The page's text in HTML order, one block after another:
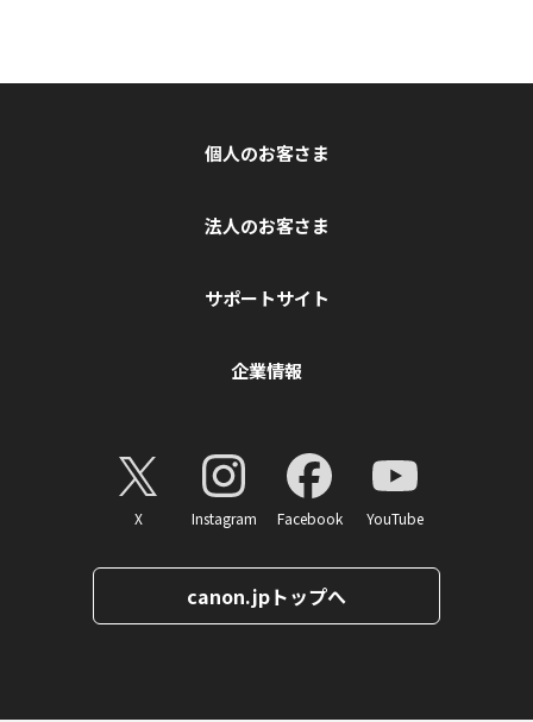
個人のお客さま
法人のお客さま
サポートサイト
企業情報
X Instagram Facebook YouTube
canon.jpトップへ